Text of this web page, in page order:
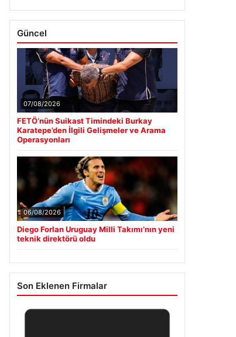
Güncel
07/08/2026
FETÖ’nün Suikast Timindeki Burkay
Karatepe’den İlgili Gelişmeler ve Arama
Operasyonları
06/08/2026
Diego Forlan Uruguay Milli Takımı’nın yeni
teknik direktörü oldu
Son Eklenen Firmalar